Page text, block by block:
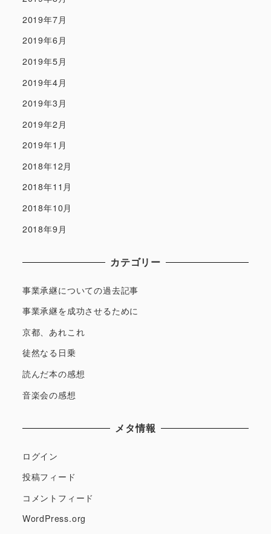
2019年7月
2019年6月
2019年5月
2019年4月
2019年3月
2019年2月
2019年1月
2018年12月
2018年11月
2018年10月
2018年9月
カテゴリー
事業承継についての過去記事
事業承継を成功させるために
京都、あれこれ
徒然なる日乗
読んだ本の感想
音楽会の感想
メタ情報
ログイン
投稿フィード
コメントフィード
WordPress.org